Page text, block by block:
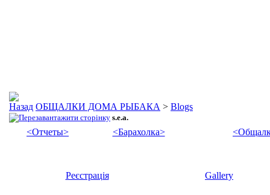
ОБЩАЛКИ ДОМА РЫБАКА > Blogs
s.e.a.
<Отчеты> <Барахолка>
Реєстрація Gallery